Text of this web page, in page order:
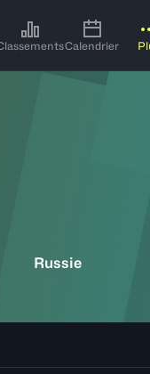
Calendrier
Russie